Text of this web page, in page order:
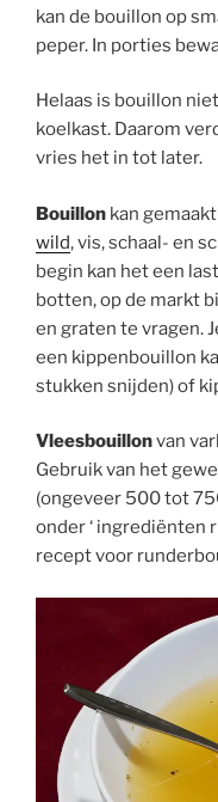
kan de bouillon op
peper. In porties
Helaas is bouillon
koelkast. Daarom
vries het in tot later.
Bouillon kan
wild, vis, schaal- en
begin kan het een
botten, op de markt
en graten te vragen.
een kippenbouillon
stukken snijden) of
Vleesbouillonvan
Gebruik van het
(ongeveer 500 tot
onder ‘ ingrediënten
recept voor